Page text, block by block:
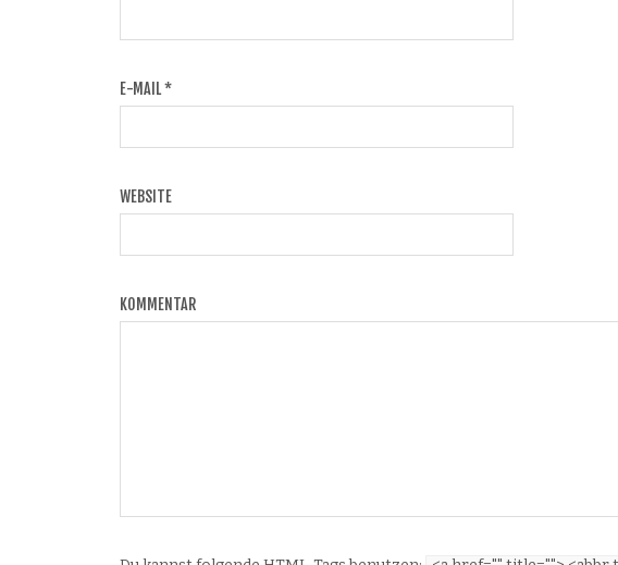
E-MAIL*
WEBSITE
KOMMENTAR